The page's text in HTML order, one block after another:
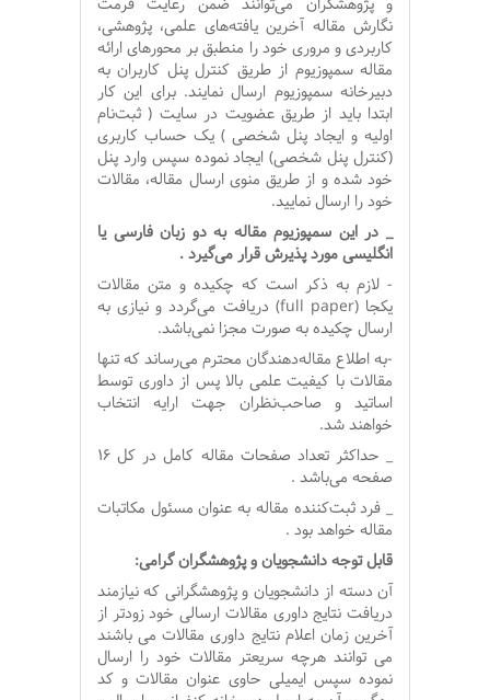
نگارش مقاله آخرین یافته‌های علمی، پژوهشی،
کاربردی و مروری خود را منطبق بر محورهای ارائه
مقالهسمپوزیوم از طریق کنترل پنل کاربران به
دبیرخانهسمپوزیوم ارسال نمایند. برای این کار
ابتدا باید از طریق عضویت در سایت ( ثبت‌نام
اولیه و ایجاد پنل شخصی ) یک حساب کاربری
(کنترل پنل شخصی) ایجاد نموده سپس وارد پنل
خود شده و از طریق منوی ارسال مقاله، مقالات
خود را ارسال نمایید.
_ در این سمپوزیوم مقاله به دو زبان فارسی یا
انگلیسی مورد پذیرش قرار می‌گیرد .
- لازم به ذکر است که چکیده و متن مقالات
یکجا (full paper) دریافت می‌گردد و نیازی به
ارسال چکیده به صورت مجزا نمی‌باشد.
-به اطلاع مقاله‌دهندگان محترم می‌رساند که تنها
مقالات با کیفیت علمی بالا پس از داوری توسط
اساتید و صاحب‌نظران جهت ارایه انتخاب
خواهند شد.
_ حداکثر تعداد صفحات مقاله کامل در کل 16
صفحه می‌باشد .
_ فرد ثبت‌کننده مقاله به عنوان مسئول مکاتبات
مقاله خواهد بود .
قابل توجه دانشجویان و پژوهشگران گرامی:
آن دسته از دانشجویان و پژوهشگرانی که نیازمند
دریافت نتایج داوری مقالات ارسالی خود زودتر از
آخرین زمان اعلام نتایج داوری مقالات می باشند
می توانند هرچه سریعتر مقالات خود را ارسال
نموده سپس ایمیلی حاوی عنوان مقالات و کد